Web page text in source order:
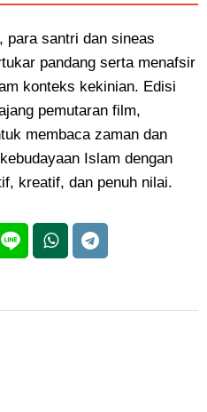
para santri dan sineas
pandang serta menafsir
konteks kekinian. Edisi
pemutaran film,
membaca zaman dan
Islam dengan
kreatif, dan penuh nilai.